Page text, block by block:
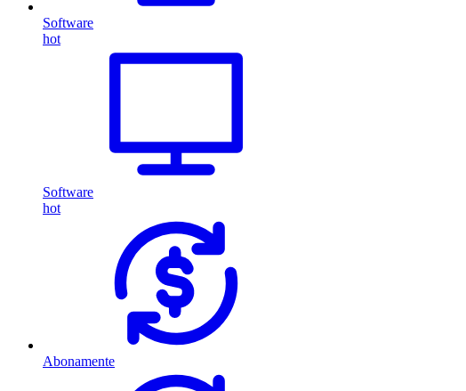
Software
hot
Software
hot
Abonamente